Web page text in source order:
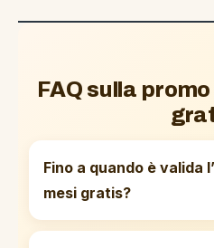
FAQ sulla
Fino a quando è valida
mesi gratis?